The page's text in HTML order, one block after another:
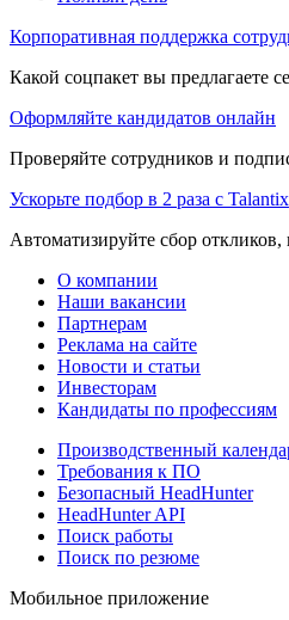
Корпоративная поддержка
Какой соцпакет вы предлагаете
Оформляйте кандидатов онлайн
Проверяйте сотрудников и
Ускорьте подбор в 2 раза с Talantix
Автоматизируйте сбор откликов,
О компании
Наши вакансии
Партнерам
Реклама на сайте
Новости и статьи
Инвесторам
Кандидаты по профессиям
Производственный
Требования к ПО
Безопасный HeadHunter
HeadHunter API
Поиск работы
Поиск по резюме
Мобильное приложение